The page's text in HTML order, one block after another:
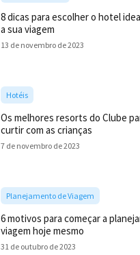
8 dicas para escolher o hotel
a sua viagem
13 de novembro de 2023
Hotéis
Os melhores resorts do Clube
curtir com as crianças
7 de novembro de 2023
Planejamento de Viagem
6 motivos para começar a
viagem hoje mesmo
31 de outubro de 2023